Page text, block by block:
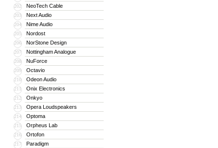
202 NeoTech Cable
203 Next Audio
204 Nime Audio
205 Nordost
206 NorStone Design
207 Nottingham Analogue
208 NuForce
209 Octavio
210 Odeon Audio
211 Onix Electronics
212 Onkyo
213 Opera Loudspeakers
214 Optoma
215 Orpheus Lab
216 Ortofon
217 Paradigm